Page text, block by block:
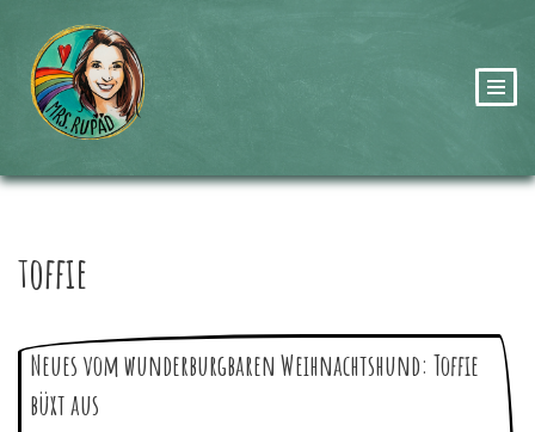
Zum
Inhalt
springen
toffie
Neues vom wunderburgbaren Weihnachtshund: Toffie
büxt aus